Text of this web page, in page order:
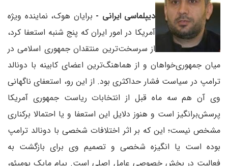
دیپلماسی ایرانی - برایان هوک، نماینده ویژه
آمریکا در امور ایران که پنج شنبه استعفا کرد،
از سرسخت‌ترین منتقدان جمهوری اسلامی در
میان جمهوری‌خواهان و از هماهنگ‌ترین اعضای کابینه با دونالد
ترامپ در سیاست فشار حداکثری بود. از این رو، استعفای ناگهانی
وی آن هم سه ماه قبل از انتخابات ریاست جمهوری آمریکا
پرسش‌برانگیز است و هنوز دلایل این استعفا و یا احتمالا برکناری
مشخص نیست؛ این که بر اثر اختلافات شخصی با دونالد ترامپ
بوده است یا انگیزه شخصی و تصمیم وی برای بازگشت به
فعالیت در بخش خصوصی عامل اصلی است. پیام مایک پومپئو،